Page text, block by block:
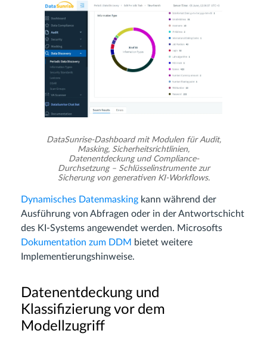
DataSunrise-Dashboard mit Modulen für Audit,
Masking, Sicherheitsrichtlinien,
Datenentdeckung und Compliance-
Durchsetzung – Schlüsselinstrumente zur
Sicherung von generativen KI-Workflows.
Dynamisches Datenmasking kann während der
Ausführung von Abfragen oder in der Antwortschicht
des KI-Systems angewendet werden. Microsofts
Dokumentation zum DDM bietet weitere
Implementierungshinweise.
Datenentdeckung und
Klassifizierung vor dem
Modellzugriff